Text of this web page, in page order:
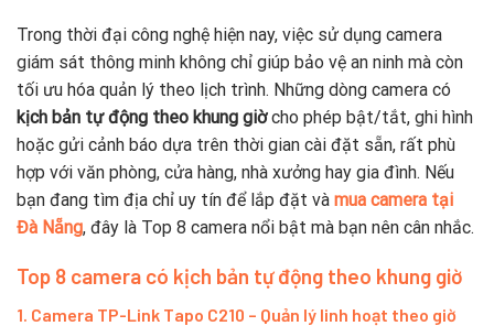
Trong thời đại công nghệ hiện nay, việc sử dụng camera
giám sát thông minh không chỉ giúp bảo vệ an ninh mà còn
tối ưu hóa quản lý theo lịch trình. Những dòng camera có
kịch bản tự động theo khung giờcho phép bật/tắt, ghi hình
hoặc gửi cảnh báo dựa trên thời gian cài đặt sẵn, rất phù
hợp với văn phòng, cửa hàng, nhà xưởng hay gia đình. Nếu
bạn đang tìm địa chỉ uy tín để lắp đặt và mua camera tại
Đà Nẵng, đây là Top 8 camera nổi bật mà bạn nên cân nhắc.
Top 8 camera có kịch bản tự động theo khung giờ
1. Camera TP-Link Tapo C210 – Quản lý linh hoạt theo giờ